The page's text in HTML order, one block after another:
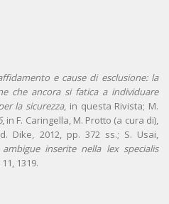
e cause di esclusione: la
che ancora si fatica a individuare
la sicurezza, in questa Rivista; M.
, in F. Caringella, M. Protto (a cura di),
Dike, 2012, pp. 372 ss.; S. Usai,
inserite nella lex specialis
1319.